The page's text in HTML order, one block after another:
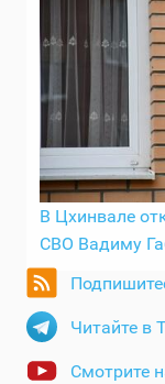
В Цхинвале
СВО Вадиму
Читайте в
Смотрите